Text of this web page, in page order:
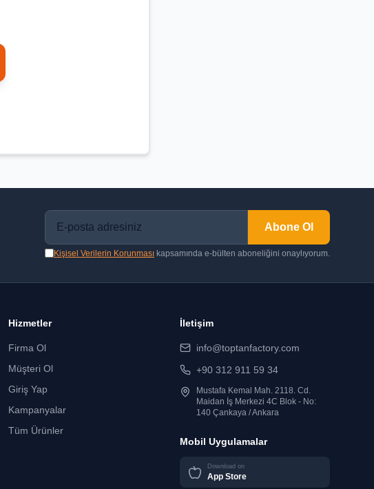
Abone Ol
Kişisel Verilerin Korunması kapsamında e-bülten aboneliğini onaylıyorum.
Hizmetler
Firma Ol
Müşteri Ol
Giriş Yap
Kampanyalar
Tüm Ürünler
İletişim
info@toptanfactory.com
+90 312 911 59 34
Mustafa Kemal Mah. 2118. Cd.
Maidan İş Merkezi 4C Blok - No:
140 Çankaya / Ankara
Mobil Uygulamalar
Download on
App Store